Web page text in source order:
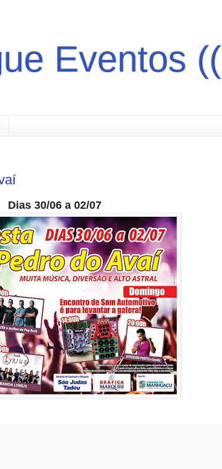
Eventos ((
Dias 30/06 a 02/07